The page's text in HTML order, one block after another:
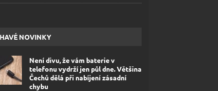
NOVINKY
Není divu, že vám baterie v
telefonu vydrží jen půl dne. Většina
Čechů dělá při nabíjení zásadní
chybu